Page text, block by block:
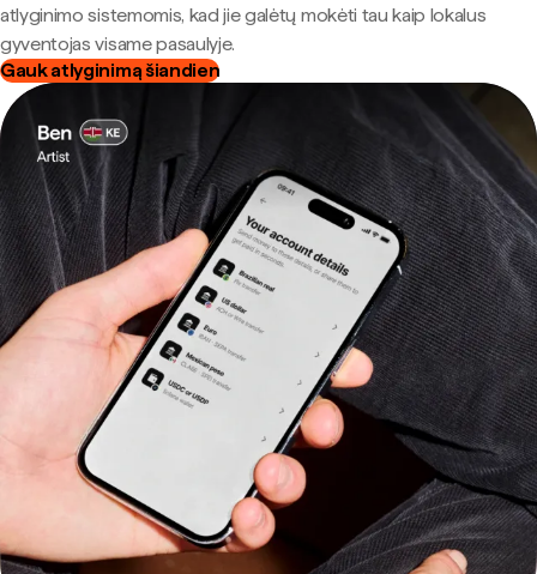
atlyginimo sistemomis, kad jie galėtų mokėti tau kaip lokalus
gyventojas visame pasaulyje.
Gauk atlyginimą šiandien